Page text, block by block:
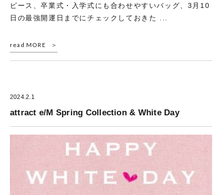
ピース、卒業式・入学式にも合わせやすいバッグ、3月10
日の最強開運日までにチェックしておきた ...
read MORE
2024.2.1
attract e/M Spring Collection & White Day